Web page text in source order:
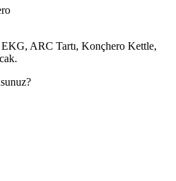
ARC Tartı, Konçhero Kettle,